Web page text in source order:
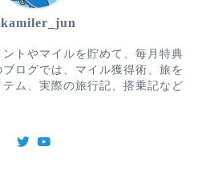
トやマイルを貯めて、毎月特典
ログでは、マイル獲得術、旅を
ム、実際の旅行記、搭乗記など